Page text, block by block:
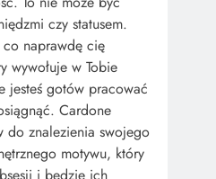
czy statusem.
naprawdę cię
wywołuje w Tobie
jesteś gotów pracować
Cardone
do znalezienia swojego
motywu, który
i będzie ich